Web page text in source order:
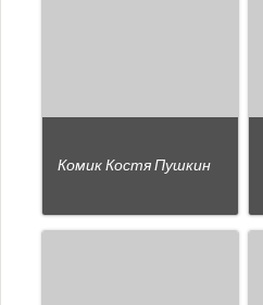
Комик Костя Пушкин